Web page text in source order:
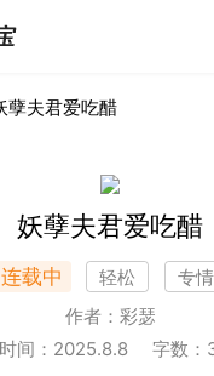
孽夫君爱吃醋
妖孽夫君爱吃醋
连载中 轻松
专情
作者： 彩瑟
间： 2025.8.8 字数：